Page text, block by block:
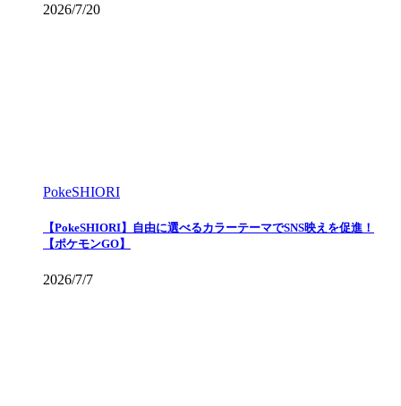
2026/7/20
PokeSHIORI
【PokeSHIORI】自由に選べるカラーテーマでSNS映えを促進！
【ポケモンGO】
2026/7/7